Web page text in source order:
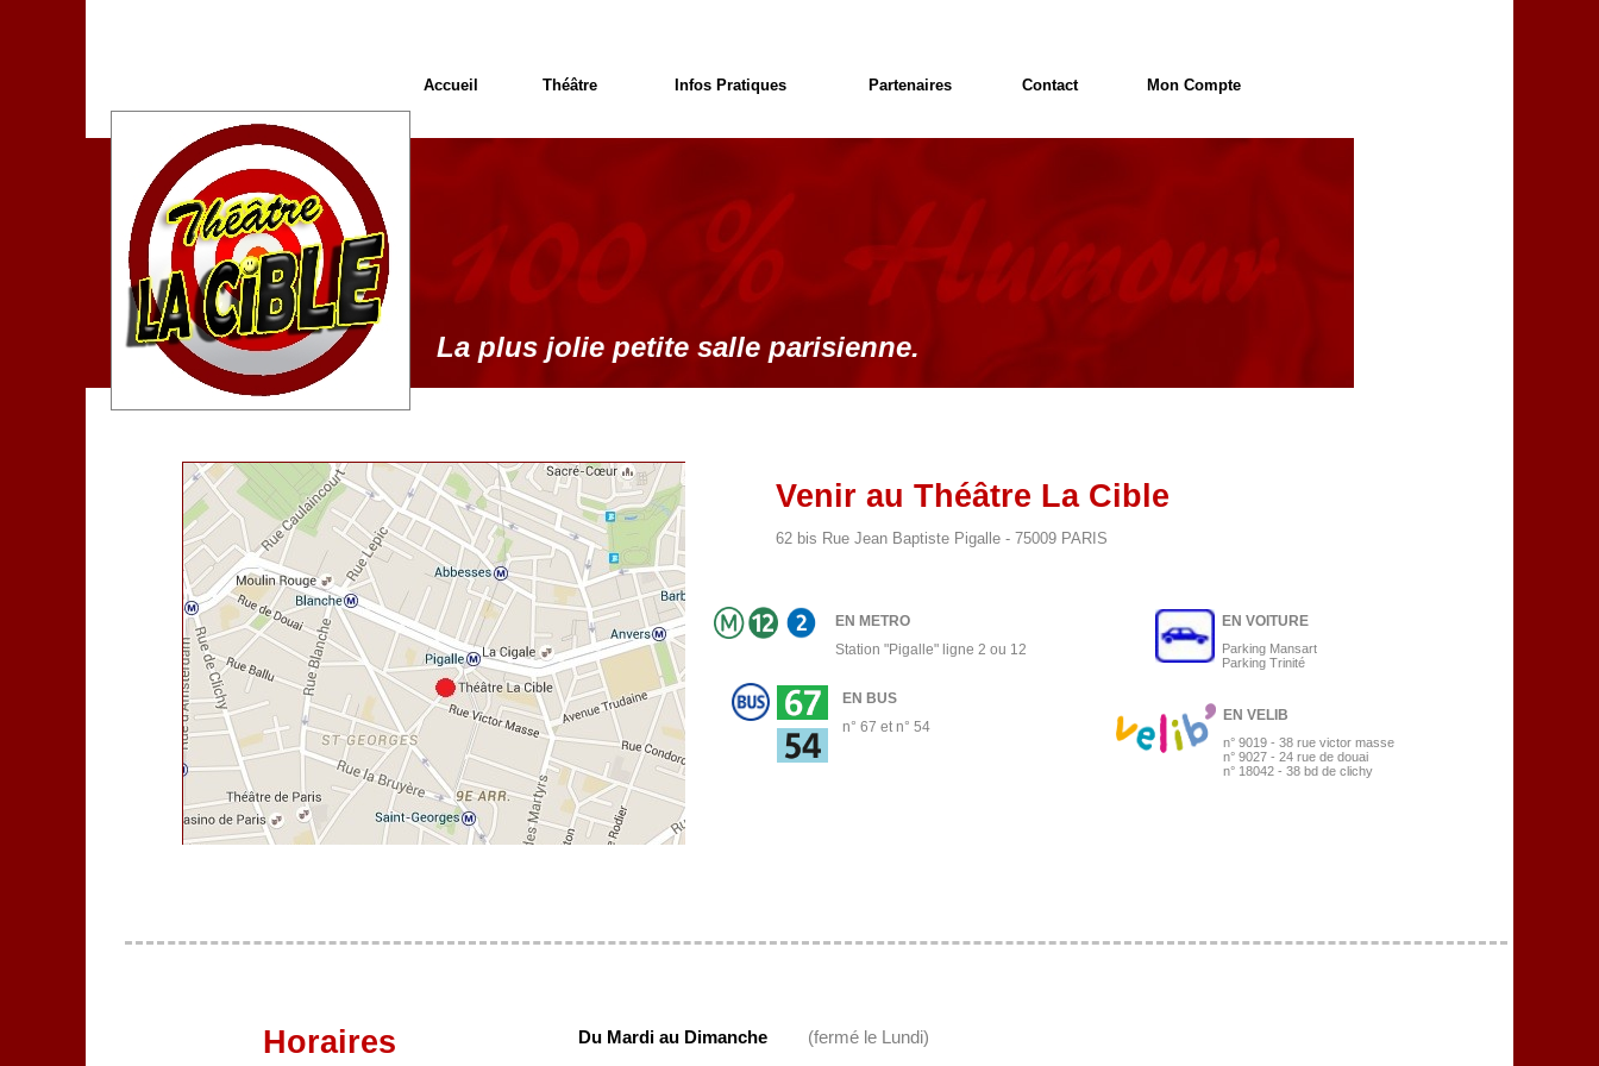
Venir au Théâtre La Cible
62 bis Rue Jean Baptiste Pigalle - 75009 PARIS
EN METRO
Station "Pigalle" ligne 2 ou 12
EN VOITURE
Parking Mansart
Parking Trinité
EN BUS
n° 67 et n° 54
EN VELIB
n° 9019 - 38 rue victor masse
n° 9027 - 24 rue de douai
n° 18042 - 38 bd de clichy
La plus jolie petite salle parisienne.
Accueil Théâtre Infos Pratiques Partenaires Contact Mon Compte
Horaires Du Mardi au Dimanche (fermé le Lundi)